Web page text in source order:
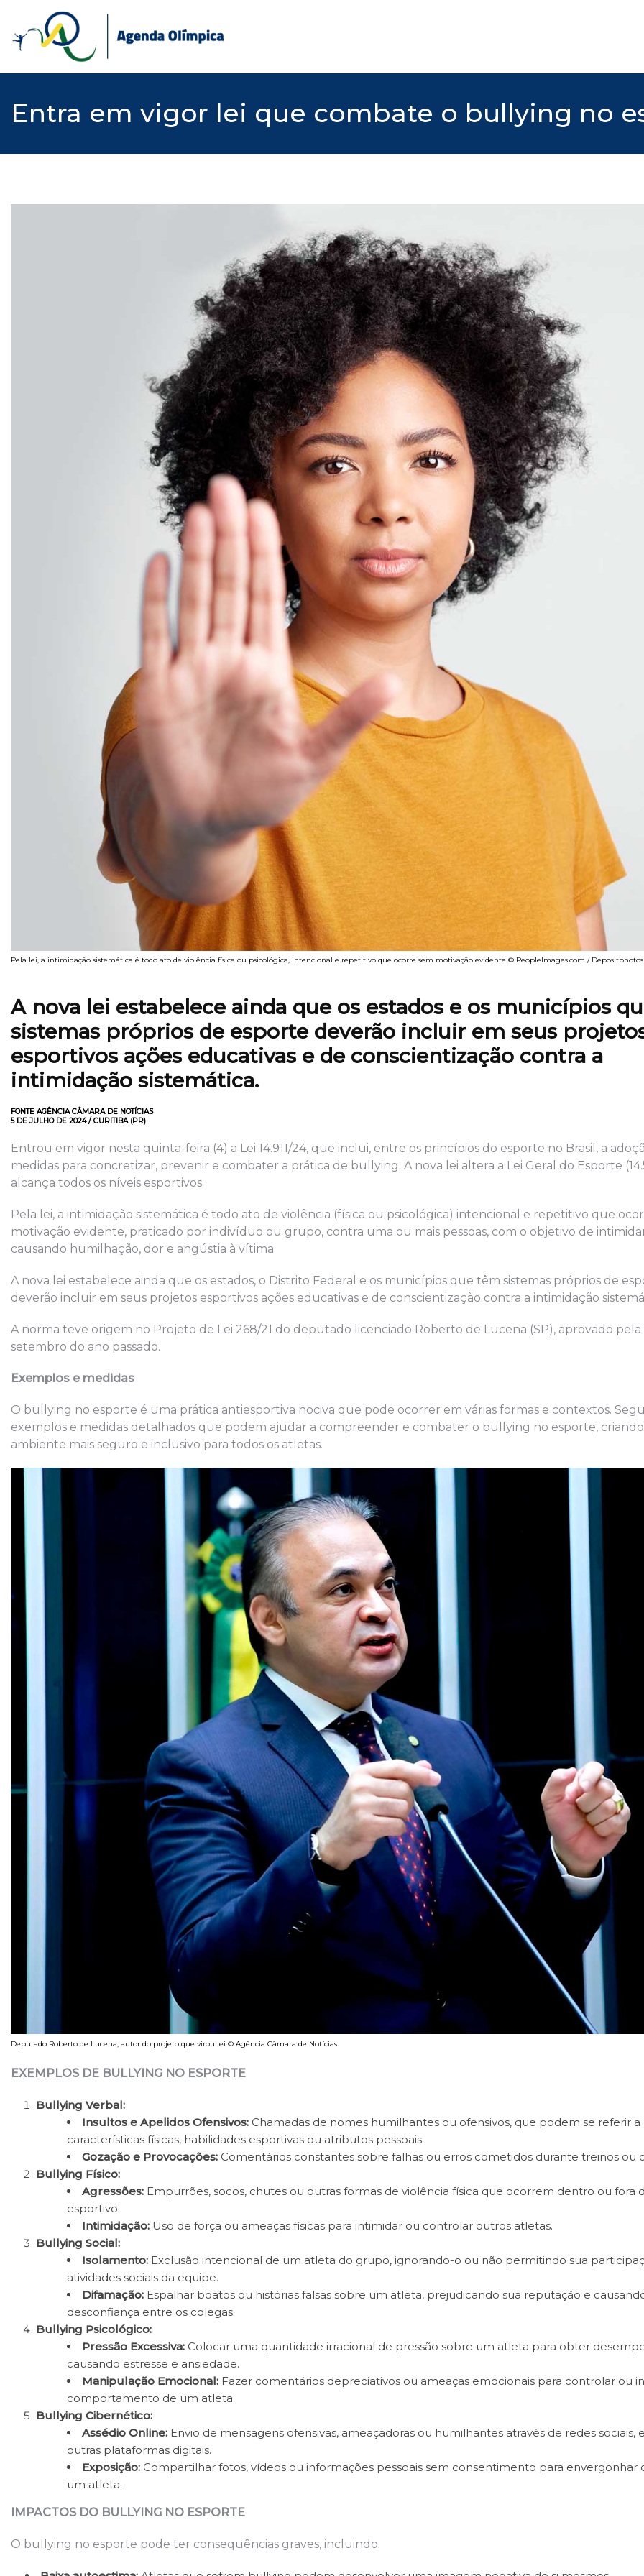
content
Entra em vigor lei que combate o bullying no
Pela lei, a intimidação sistemática é todo ato de violência física ou psicológica, intencional e repetitivo que ocorre sem motivação evidente © PeopleImages.com / Depositphotos
A nova lei estabelece ainda que os estados e os municípios
sistemas próprios de esporte deverão incluir em seus
esportivos ações educativas e de conscientização contra a
intimidação sistemática.
FONTE AGÊNCIA CÂMARA DE NOTÍCIAS
5 DE JULHO DE 2024 / CURITIBA (PR)
Entrou em vigor nesta quinta-feira (4) a Lei 14.911/24, que inclui, entre os princípios do esporte no Brasil, a
medidas para concretizar, prevenir e combater a prática de bullying. A nova lei altera a Lei Geral do Esporte
alcança todos os níveis esportivos.
Pela lei, a intimidação sistemática é todo ato de violência (física ou psicológica) intencional e repetitivo que
motivação evidente, praticado por indivíduo ou grupo, contra uma ou mais pessoas, com o objetivo de
causando humilhação, dor e angústia à vítima.
A nova lei estabelece ainda que os estados, o Distrito Federal e os municípios que têm sistemas próprios de
deverão incluir em seus projetos esportivos ações educativas e de conscientização contra a intimidação
A norma teve origem no Projeto de Lei 268/21 do deputado licenciado Roberto de Lucena (SP), aprovado pela
setembro do ano passado.
Exemplos e medidas
O bullying no esporte é uma prática antiesportiva nociva que pode ocorrer em várias formas e contextos.
exemplos e medidas detalhados que podem ajudar a compreender e combater o bullying no esporte,
ambiente mais seguro e inclusivo para todos os atletas.
Deputado Roberto de Lucena, autor do projeto que virou lei © Agência Câmara de Notícias
EXEMPLOS DE BULLYING NO ESPORTE
Bullying Verbal:
Insultos e Apelidos Ofensivos:Chamadas de nomes humilhantes ou ofensivos, que podem se referir a
características físicas, habilidades esportivas ou atributos pessoais.
Gozação e Provocações:Comentários constantes sobre falhas ou erros cometidos durante treinos ou
Bullying Físico:
Agressões:Empurrões, socos, chutes ou outras formas de violência física que ocorrem dentro ou fora
esportivo.
Intimidação:Uso de força ou ameaças físicas para intimidar ou controlar outros atletas.
Bullying Social:
Isolamento:Exclusão intencional de um atleta do grupo, ignorando-o ou não permitindo sua
atividades sociais da equipe.
Difamação:Espalhar boatos ou histórias falsas sobre um atleta, prejudicando sua reputação e
desconfiança entre os colegas.
Bullying Psicológico:
Pressão Excessiva:Colocar uma quantidade irracional de pressão sobre um atleta para obter
causando estresse e ansiedade.
Manipulação Emocional:Fazer comentários depreciativos ou ameaças emocionais para controlar ou
comportamento de um atleta.
Bullying Cibernético:
Assédio Online:Envio de mensagens ofensivas, ameaçadoras ou humilhantes através de redes sociais,
outras plataformas digitais.
Exposição:Compartilhar fotos, vídeos ou informações pessoais sem consentimento para envergonhar
um atleta.
IMPACTOS DO BULLYING NO ESPORTE
O bullying no esporte pode ter consequências graves, incluindo: